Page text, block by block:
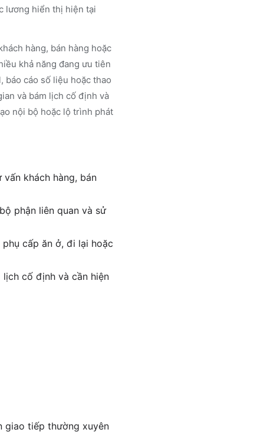
lương hiển thị hiện tại
hàng, bán hàng hoặc
khả năng đang ưu tiên
báo cáo số liệu hoặc thao
và bám lịch cố định và
nội bộ hoặc lộ trình phát
khách hàng, bán
phận liên quan và sử
cấp ăn ở, đi lại hoặc
cố định và cần hiện
giao tiếp thường xuyên